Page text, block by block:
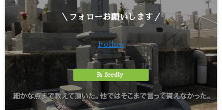
＼フォローお願いします／
Follow
feedly